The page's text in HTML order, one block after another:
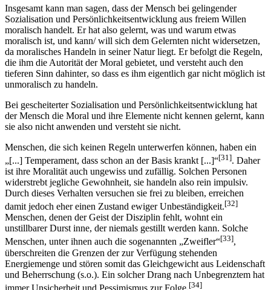
Insgesamt kann man sagen, dass der Mensch bei gelingender
Sozialisation und Persönlichkeitsentwicklung aus freiem Willen
moralisch handelt. Er hat also gelernt, was und warum etwas
moralisch ist, und kann/ will sich dem Gelernten nicht widersetzen,
da moralisches Handeln in seiner Natur liegt. Er befolgt die Regeln,
die ihm die Autorität der Moral gebietet, und versteht auch den
tieferen Sinn dahinter, so dass es ihm eigentlich gar nicht möglich ist
unmoralisch zu handeln.
Bei gescheiterter Sozialisation und Persönlichkeitsentwicklung hat
der Mensch die Moral und ihre Elemente nicht kennen gelernt, kann
sie also nicht anwenden und versteht sie nicht.
Menschen, die sich keinen Regeln unterwerfen können, haben ein
„[...] Temperament, dass schon an der Basis krankt [...]“[31]. Daher
ist ihre Moralität auch ungewiss und zufällig. Solchen Personen
widerstrebt jegliche Gewohnheit, sie handeln also rein impulsiv.
Durch dieses Verhalten versuchen sie frei zu bleiben, erreichen
damit jedoch eher einen Zustand ewiger Unbeständigkeit.[32]
Menschen, denen der Geist der Disziplin fehlt, wohnt ein
unstillbarer Durst inne, der niemals gestillt werden kann. Solche
Menschen, unter ihnen auch die sogenannten „Zweifler“[33],
überschreiten die Grenzen der zur Verfügung stehenden
Energiemenge und stören somit das Gleichgewicht aus Leidenschaft
und Beherrschung (s.o.). Ein solcher Drang nach Unbegrenztem hat
immer Unsicherheit und Pessimismus zur Folge.[34]